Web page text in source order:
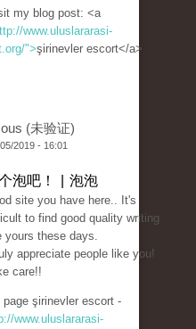
my blog post: <a
www.uluslararasi-
">şirinevler escort</a>
(未验证)
2019 - 16:01
泡吧！ | 泡泡
site you have here.. It's
to find good quality writing
yours these days.
appreciate people like you!
care!!
page şirinevler escort -
www.uluslararasi-